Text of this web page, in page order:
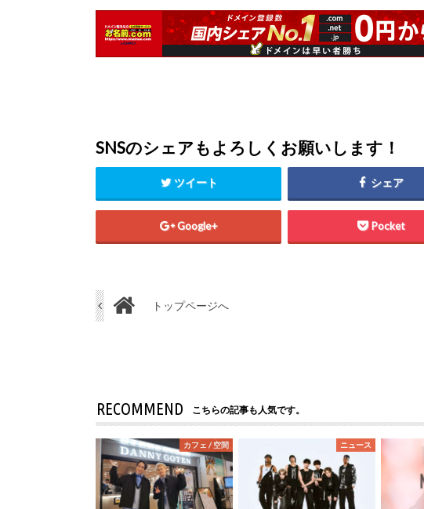
SNSのシェアもよろしくお願いします！
ツイート シェア
Google+ Pocket
トップページへ
RECOMMEND こちらの記事も人気です。
カフェ / 空間 ニュース